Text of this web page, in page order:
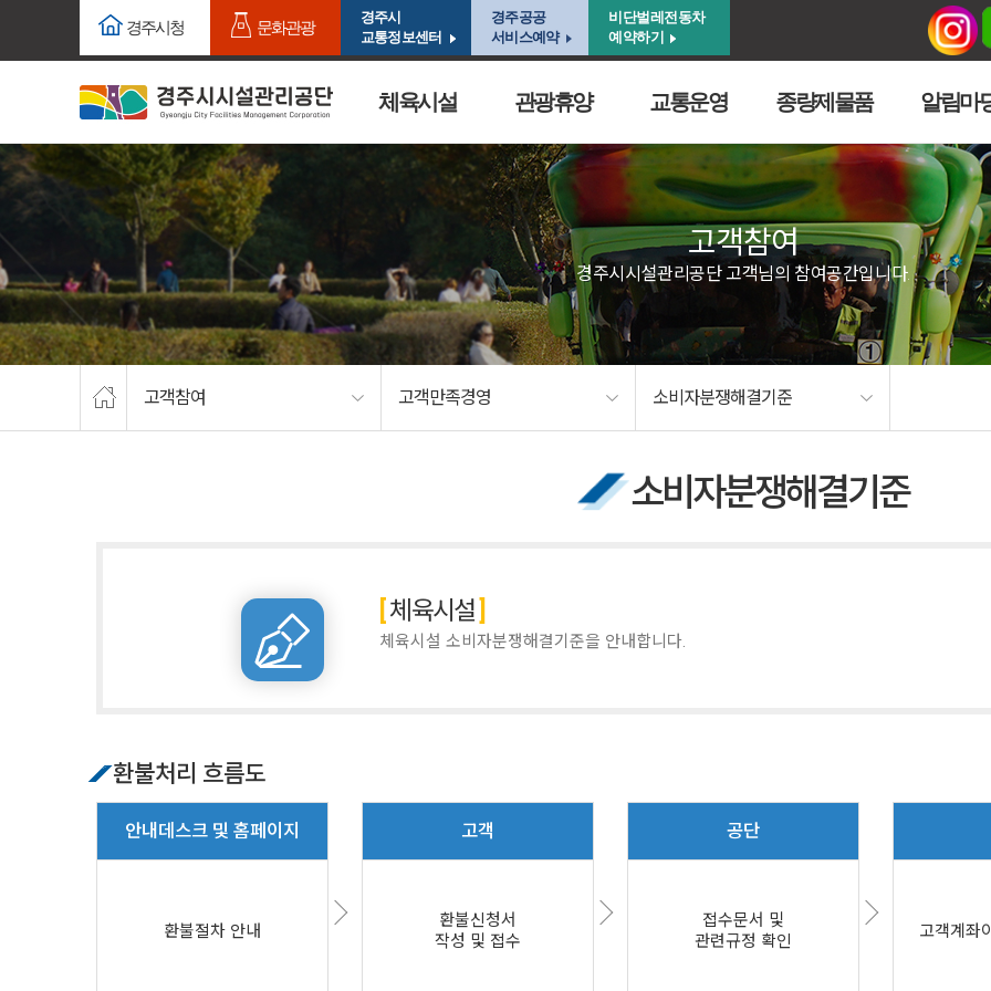
주요메뉴로 건너뛰기
경주시청 문화관광
경주시
교통정보센터
경주공공
서비스예약
비단벌레전동차
예약하기
체육시설 관광휴양 교통운영 종량제물품 알림마
고객참여
경주시시설관리공단 고객님의 참여공간입니다.
고객참여 고객만족경영 소비자분쟁해결기준
소비자분쟁해결기준
체육시설
체육시설 소비자분쟁해결기준을 안내합니다.
환불처리 흐름도
안내데스크 및 홈페이지
환불절차 안내
고객
환불신청서
작성 및 접수
공단
접수문서 및
관련규정 확인
고객계좌